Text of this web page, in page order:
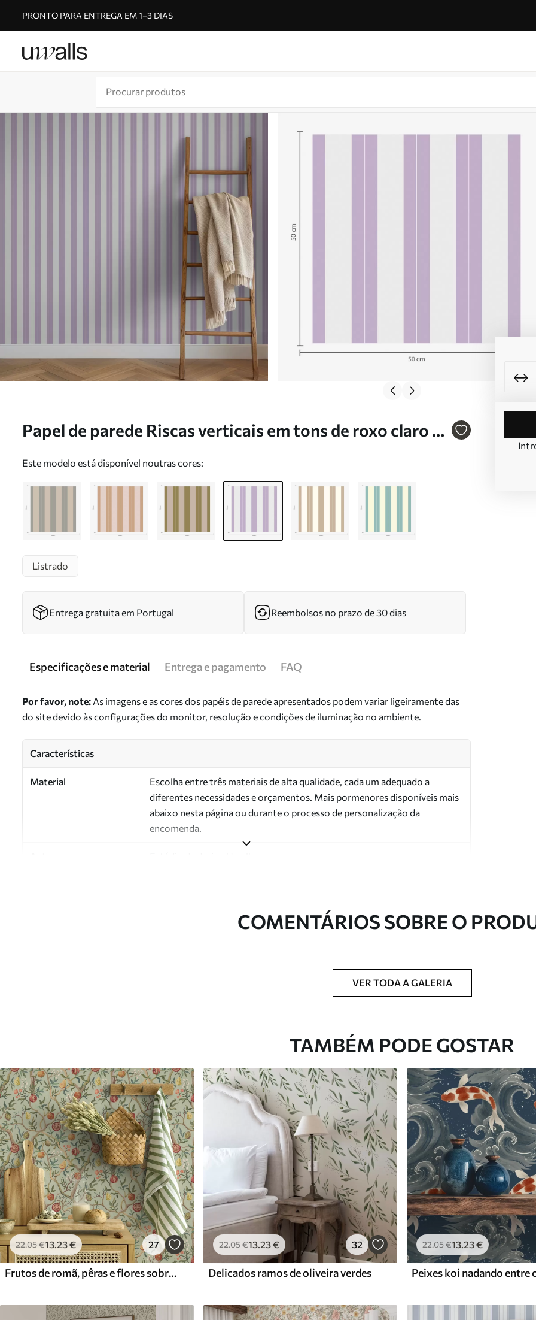
PRONTO PARA ENTREGA EM 1–3 DIAS
Papel de parede Riscas verticais em tons de roxo claro e
Este modelo está disponível noutras cores:
Listrado
Entrega gratuita em Portugal Reembolsos no prazo de 30 dias
Especificações e material Entrega e pagamento FAQ
Por favor, note: As imagens e as cores dos papéis de parede apresentados podem variar ligeiramente das
do site devido às configurações do monitor, resolução e condições de iluminação no ambiente.
Características
Material
Escolha entre três materiais de alta qualidade, cada um adequado a
diferentes necessidades e orçamentos. Mais pormenores disponíveis mais
abaixo nesta página ou durante o processo de personalização da
encomenda.
Disponível com revestimento de verniz e/ou adesivo para papel de parede.
Pode ser limpo suavemente com uma esponja macia. Murais de parede
Materiais disponíveis
Standard
45.0027.00€/m²
Premium
56.67
Vinil Premium
65.0039 .00€/m²
COMENTÁRIOS SOBRE O
VER TODA A GALERIA
TAMBÉM PODE GOSTAR
22.05€13.23€ 27
Frutos de romã, pêras e flores sobre um fundo verde claro
22.05€13.23€ 32
Delicados ramos de oliveira verdes
22.05€13.23€